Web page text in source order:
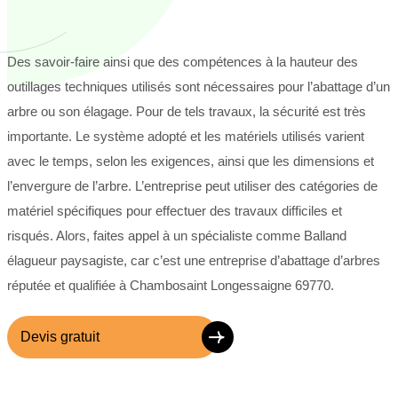
Des savoir-faire ainsi que des compétences à la hauteur des
outillages techniques utilisés sont nécessaires pour l’abattage d’un
arbre ou son élagage. Pour de tels travaux, la sécurité est très
importante. Le système adopté et les matériels utilisés varient
avec le temps, selon les exigences, ainsi que les dimensions et
l’envergure de l’arbre. L’entreprise peut utiliser des catégories de
matériel spécifiques pour effectuer des travaux difficiles et
risqués. Alors, faites appel à un spécialiste comme Balland
élagueur paysagiste, car c’est une entreprise d’abattage d’arbres
réputée et qualifiée à Chambosaint Longessaigne 69770.
Devis gratuit